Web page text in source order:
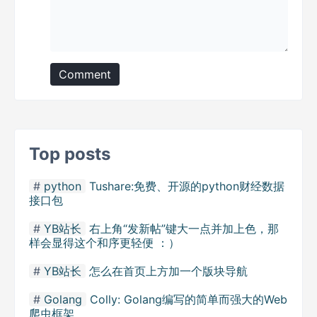
Comment
Top posts
python Tushare:免费、开源的python财经数据
接口包
YB站长 右上角“发新帖”键大一点并加上色，那
样会显得这个和序更轻便 ：）
YB站长 怎么在首页上方加一个版块导航
Golang
Colly: Golang编写的简单而强大的Web
爬虫框架